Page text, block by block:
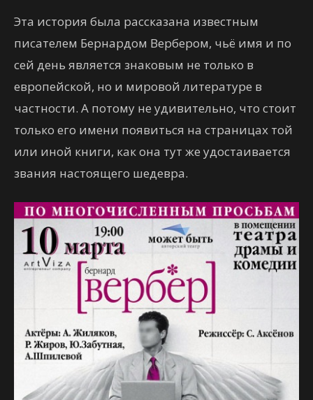
Эта история была рассказана известным
писателем Бернардом Вербером, чьё имя и по
сей день является знаковым не только в
европейской, но и мировой литературе в
частности. А потому не удивительно, что стоит
только его имени появиться на страницах той
или иной книги, как она тут же удостаивается
звания настоящего шедевра.